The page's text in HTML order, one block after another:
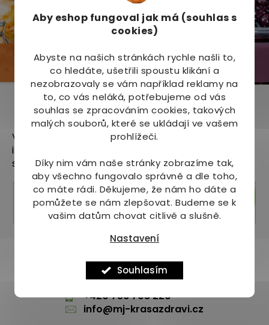
Aby eshop fungoval jak má (souhlas s
cookies)
Abyste na našich stránkách rychle našli to,
co hledáte, ušetřili spoustu klikání a
nezobrazovaly se vám například reklamy na
to, co vás neláká, potřebujeme od vás
souhlas se zpracováním cookies, takových
malých souborů, které se ukládají ve vašem
prohlížeči.
Díky nim vám naše stránky zobrazíme tak,
aby všechno fungovalo správně a dle toho,
co máte rádi. Děkujeme, že nám ho dáte a
pomůžete se nám zlepšovat. Budeme se k
vašim datům chovat citlivě a slušně.
Nastavení
Souhlasím
Odebírat newsletter
Vložte svůj e-mail a my vám budeme zasílat
informace o nových produktech na našem e-
shopu.
Přihlásit se
Potřebujete s něčím poradit? Jsme tu pro vás!
+420 736 708 220
info@mj-krasazdravi.cz